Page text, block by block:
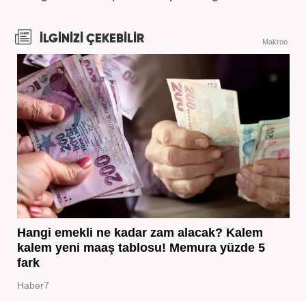
İLGİNİZİ ÇEKEBİLİR Makroo
Hangi emekli ne kadar zam alacak? Kalem
kalem yeni maaş tablosu! Memura yüzde 5
fark
Haber7